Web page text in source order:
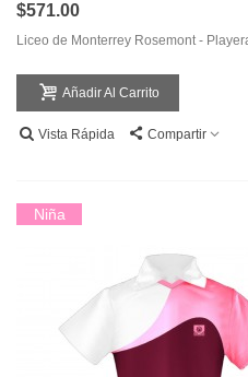
$571.00
Liceo de Monterrey Rosemont -
Añadir Al Carrito
Vista Rápida Compartir
Niña